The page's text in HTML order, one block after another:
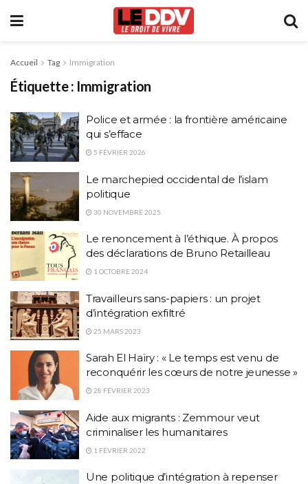
Accueil Tag Immigration
Étiquette : Immigration
Police et armée : la frontière américaine
qui s’efface
5 FÉVRIER 2026
Le marchepied occidental de l’islam
politique
30 NOVEMBRE 2025
Le renoncement à l’éthique. À propos
des déclarations de Bruno Retailleau
1 OCTOBRE 2024
Travailleurs sans-papiers : un projet
d’intégration exfiltré
25 MARS 2023
Sarah El Haïry : « Le temps est venu de
reconquérir les cœurs de notre jeunesse »
28 FÉVRIER 2023
Aide aux migrants : Zemmour veut
criminaliser les humanitaires
1 FÉVRIER 2022
Une politique d’intégration à repenser